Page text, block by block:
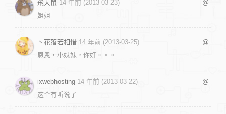
飛天鼠 14 年前 (2013-03-23)
@
姐姐
丶花落若相惜 14 年前 (2013-03-25)
@
恩恩，小妹妹，你好。。。
ixwebhosting 14 年前 (2013-03-22)
@
这个有听说了